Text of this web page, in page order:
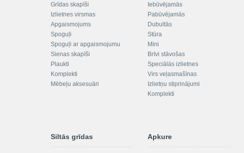
Grīdas skapīši
Izlietnes virsmas
Apgaismojums
Spoguļi
Spoguļi ar apgaismojumu
Sienas skapīši
Plaukti
Komplekti
Mēbeļu aksesuāri
Iebūvējamās
Pabūvējamās
Dubultās
Stūra
Mini
Brīvi stāvošas
Speciālās izlietnes
Virs veļasmašīnas
Izlietņu stiprinājumi
Komplekti
Siltās grīdas Apkure